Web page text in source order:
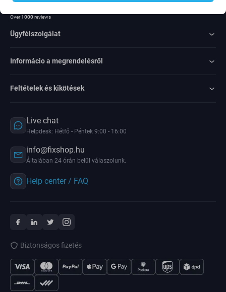
Over1000reviews
Ügyfélszolgálat
Informácio a megrendelésről
Feltételek és kikötések
Live chat
Helpdesk: Hétfő - Péntek 9:00 - 16:00
info@fixshop.hu
Általában 24 órán belül válaszolunk.
Help center / FAQ
Biztonságos fizetés